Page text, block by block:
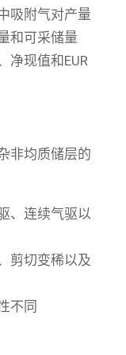
吸附气对产量
和可采储量
净现值和EUR
非均质储层的
、连续气驱以
剪切变稀以及
不同